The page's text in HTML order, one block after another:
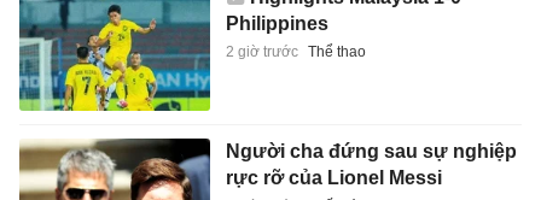
Philippines
2 giờ trước Thể thao
Người cha đứng sau sự nghiệp
rực rỡ của Lionel Messi